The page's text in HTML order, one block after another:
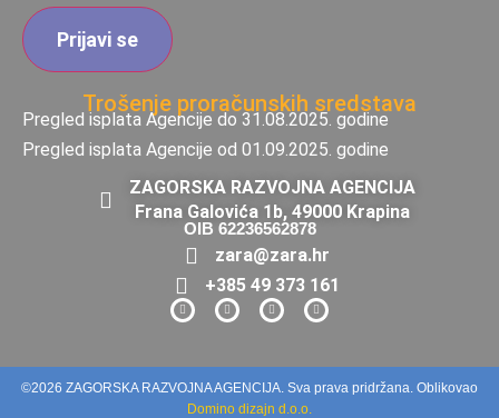
ZAGORSKA RAZVOJNA AGENCIJA
Frana Galovića 1b, 49000 Krapina
OIB 62236562878
zara@zara.hr
+385 49 373 161
Trošenje proračunskih sredstava
Pregled isplata Agencije do 31.08.2025. godine
Pregled isplata Agencije od 01.09.2025. godine
©2026 ZAGORSKA RAZVOJNA AGENCIJA. Sva prava pridržana. Oblikovao
Domino dizajn d.o.o.